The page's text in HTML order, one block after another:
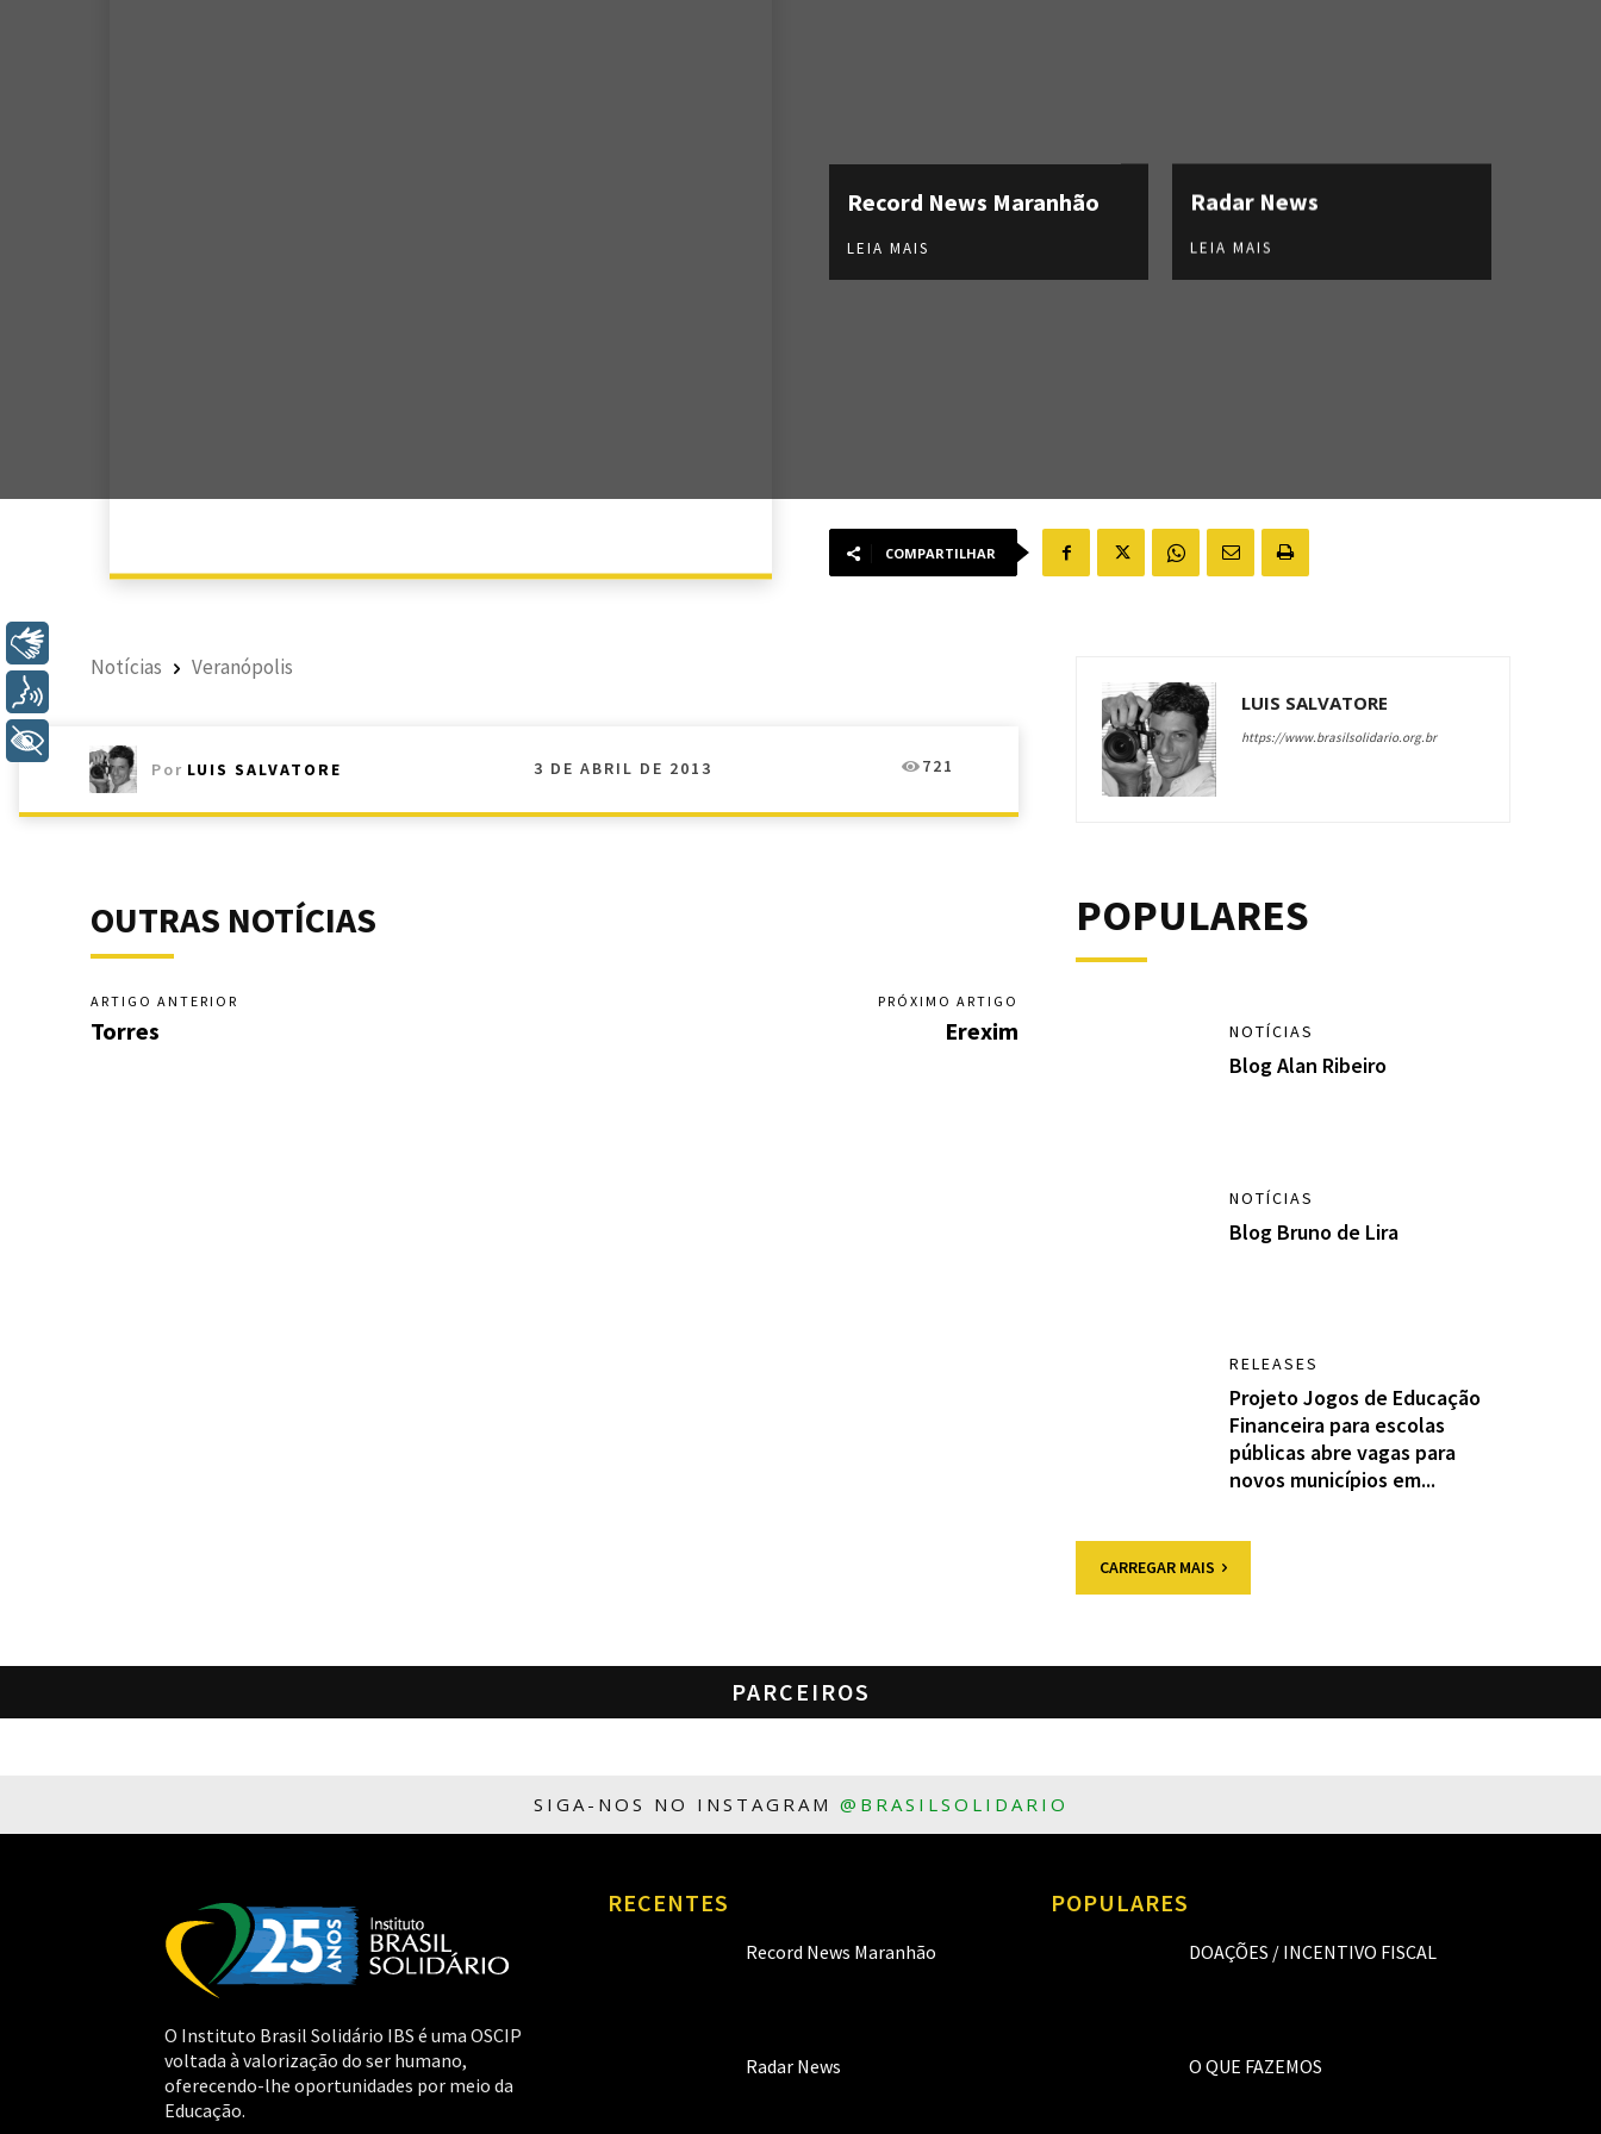
Record News Maranhão
LEIA MAIS
Radar News
LEIA MAIS
COMPARTILHAR
Notícias Veranópolis
Por LUIS SALVATORE 3 DE ABRIL DE 2013 721
OUTRAS NOTÍCIAS
ARTIGO ANTERIOR
Torres
PRÓXIMO ARTIGO
Erexim
LUIS SALVATORE
https://www.brasilsolidario.org.br
POPULARES
NOTÍCIAS
Blog Alan Ribeiro
NOTÍCIAS
Blog Bruno de Lira
RELEASES
Projeto Jogos de Educação
Financeira para escolas
públicas abre vagas para
novos municípios em...
CARREGAR MAIS
PARCEIROS
SIGA-NOS NO INSTAGRAM @BRASILSOLIDARIO
O Instituto Brasil Solidário IBS é uma OSCIP
voltada à valorização do ser humano,
oferecendo-lhe oportunidades por meio da
Educação.
RECENTES
Record News Maranhão
Radar News
POPULARES
DOAÇÕES / INCENTIVO FISCAL
O QUE FAZEMOS
+ Acessibilidade